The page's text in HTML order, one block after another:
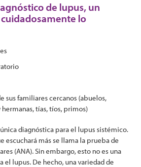
de lupus, un
lo
sus familiares cercanos (abuelos,
tías, tíos, primos)
diagnóstica para el lupus sistémico.
escuchará más se llama la prueba de
(ANA). Sin embargo, esto no es una
el lupus. De hecho, una variedad de